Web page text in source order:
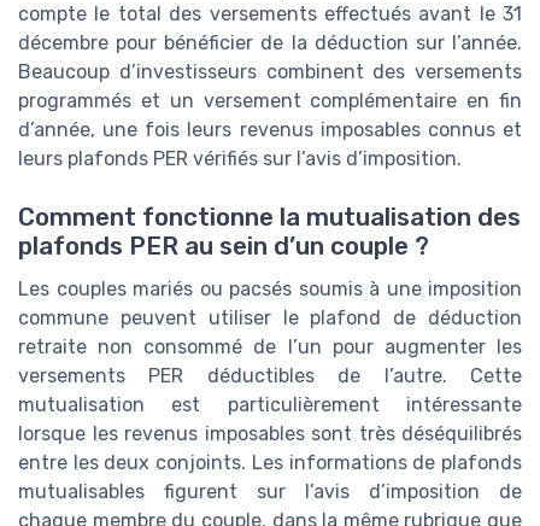
compte le total des versements effectués avant le 31
décembre pour bénéficier de la déduction sur l’année.
Beaucoup d’investisseurs combinent des versements
programmés et un versement complémentaire en fin
d’année, une fois leurs revenus imposables connus et
leurs plafonds PER vérifiés sur l’avis d’imposition.
Comment fonctionne la mutualisation des
plafonds PER au sein d’un couple ?
Les couples mariés ou pacsés soumis à une imposition
commune peuvent utiliser le plafond de déduction
retraite non consommé de l’un pour augmenter les
versements PER déductibles de l’autre. Cette
mutualisation est particulièrement intéressante
lorsque les revenus imposables sont très déséquilibrés
entre les deux conjoints. Les informations de plafonds
mutualisables figurent sur l’avis d’imposition de
chaque membre du couple, dans la même rubrique que